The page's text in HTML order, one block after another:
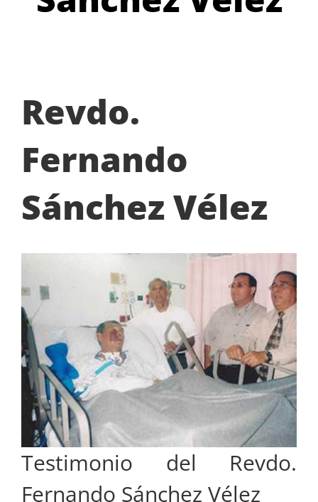
Revdo.
Fernando
Sánchez Vélez
Testimonio del Revdo.
Fernando Sánchez Vélez